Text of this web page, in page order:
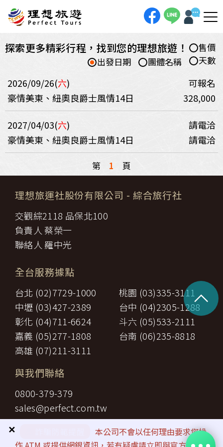
探索更多精彩行程，找到您的理想旅遊！
售價
天數
團體名稱
出發日期
2026/09/26(六)
可報名
豪情美東、紐奧良爵士風情14日
328,000
2027/04/03(六)
請電洽
豪情美東、紐奧良爵士風情14日
請電洽
第 1 頁
本公司不會以任何理由要求您操
✕
理想旅運社股份有限公司 - 綜合旅行社
交觀綜2118 品保北100
負責人 蔡榮一
聯絡人 羅中光
全台服務據點
台北 (02)7729-1000
桃園 (03)335-3111
中壢 (03)427-2389
台中 (04)2305-1288
彰化 (04)711-6624
斗六 (05)533-2111
嘉義 (05)277-1808
台南 (06)235-8818
高雄 (07)211-3111
與我們聯絡
0800-379-379
sales@perfect.com.tw
^